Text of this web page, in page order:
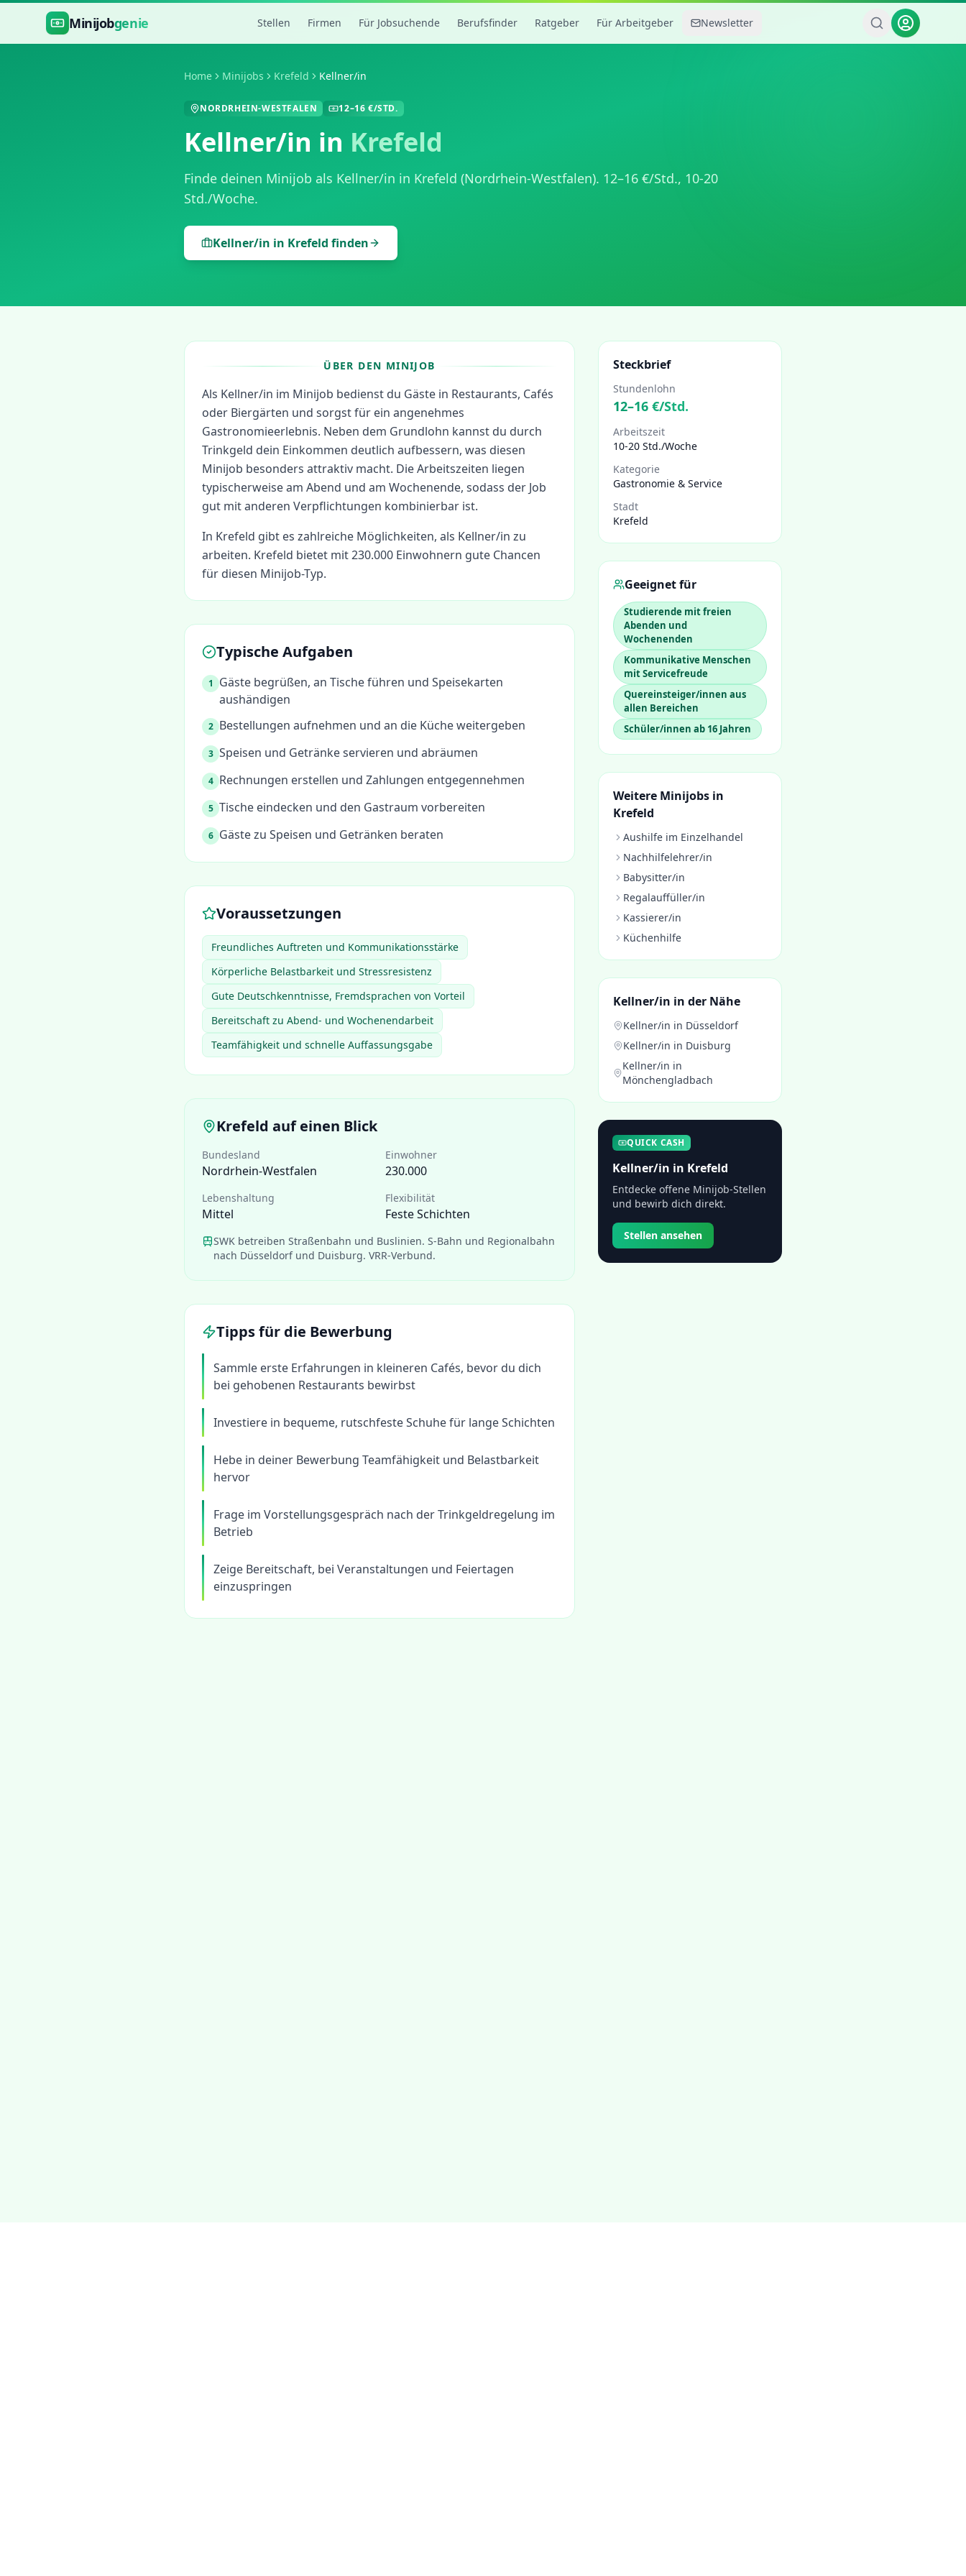
Zum Hauptinhalt springen
Minijobgenie Stellen Firmen Für Jobsuchende Berufsfinder Ratgeber Für Arbeitgeber Newsletter
Home Minijobs Krefeld Kellner/in
NORDRHEIN-WESTFALEN 12–16 €/STD.
Kellner/in in Krefeld
Finde deinen Minijob als Kellner/in in Krefeld (Nordrhein-Westfalen). 12–16 €/Std., 10-20
Std./Woche.
Kellner/in in Krefeld finden
ÜBER DEN MINIJOB
Als Kellner/in im Minijob bedienst du Gäste in Restaurants, Cafés
oder Biergärten und sorgst für ein angenehmes
Gastronomieerlebnis. Neben dem Grundlohn kannst du durch
Trinkgeld dein Einkommen deutlich aufbessern, was diesen
Minijob besonders attraktiv macht. Die Arbeitszeiten liegen
typischerweise am Abend und am Wochenende, sodass der Job
gut mit anderen Verpflichtungen kombinierbar ist.
In Krefeld gibt es zahlreiche Möglichkeiten, als Kellner/in zu
arbeiten. Krefeld bietet mit 230.000 Einwohnern gute Chancen
für diesen Minijob-Typ.
Typische Aufgaben
1
Gäste begrüßen, an Tische führen und Speisekarten
aushändigen
2 Bestellungen aufnehmen und an die Küche weitergeben
3 Speisen und Getränke servieren und abräumen
4 Rechnungen erstellen und Zahlungen entgegennehmen
5 Tische eindecken und den Gastraum vorbereiten
6 Gäste zu Speisen und Getränken beraten
Voraussetzungen
Freundliches Auftreten und Kommunikationsstärke
Körperliche Belastbarkeit und Stressresistenz
Gute Deutschkenntnisse, Fremdsprachen von Vorteil
Bereitschaft zu Abend- und Wochenendarbeit
Teamfähigkeit und schnelle Auffassungsgabe
Krefeld auf einen Blick
Bundesland
Nordrhein-Westfalen
Einwohner
230.000
Lebenshaltung
Mittel
Flexibilität
Feste Schichten
SWK betreiben Straßenbahn und Buslinien. S-Bahn und Regionalbahn
nach Düsseldorf und Duisburg. VRR-Verbund.
Tipps für die Bewerbung
Sammle erste Erfahrungen in kleineren Cafés, bevor du dich
bei gehobenen Restaurants bewirbst
Investiere in bequeme, rutschfeste Schuhe für lange Schichten
Hebe in deiner Bewerbung Teamfähigkeit und Belastbarkeit
hervor
Frage im Vorstellungsgespräch nach der Trinkgeldregelung im
Betrieb
Zeige Bereitschaft, bei Veranstaltungen und Feiertagen
einzuspringen
Steckbrief
Stundenlohn
12–16 €/Std.
Arbeitszeit
10-20 Std./Woche
Kategorie
Gastronomie & Service
Stadt
Krefeld
Geeignet für
Studierende mit freien
Abenden und
Wochenenden
Kommunikative Menschen
mit Servicefreude
Quereinsteiger/innen aus
allen Bereichen
Schüler/innen ab 16 Jahren
Weitere Minijobs in
Krefeld
Aushilfe im Einzelhandel
Nachhilfelehrer/in
Babysitter/in
Regalauffüller/in
Kassierer/in
Küchenhilfe
Kellner/in in der Nähe
Kellner/in in Düsseldorf
Kellner/in in Duisburg
Kellner/in in
Mönchengladbach
QUICK CASH
Kellner/in in Krefeld
Entdecke offene Minijob-Stellen
und bewirb dich direkt.
Stellen ansehen